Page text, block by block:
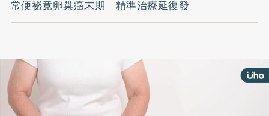
常便祕竟卵巢癌末期 精準治療延復發